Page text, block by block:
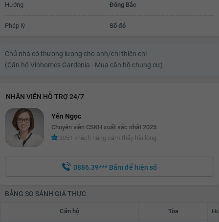
Hướng Đông Bắc
Pháp lý Sổ đỏ
Chủ nhà có thương lượng cho anh/chị thiện chí
(Căn hộ Vinhomes Gardenia - Mua căn hộ chung cư)
NHÂN VIÊN HỖ TRỢ 24/7
Yến Ngọc
Chuyên viên CSKH xuất sắc nhất 2025
3051 khách hàng cảm thấy hài lòng
0886.39*** Bấm để hiện số
BẢNG SO SÁNH GIÁ THỰC
Căn hộ Tòa